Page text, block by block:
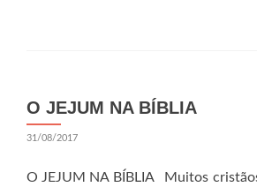
O JEJUM NA BÍBLIA
31/08/2017
O JEJUM NA BÍBLIA Muitos